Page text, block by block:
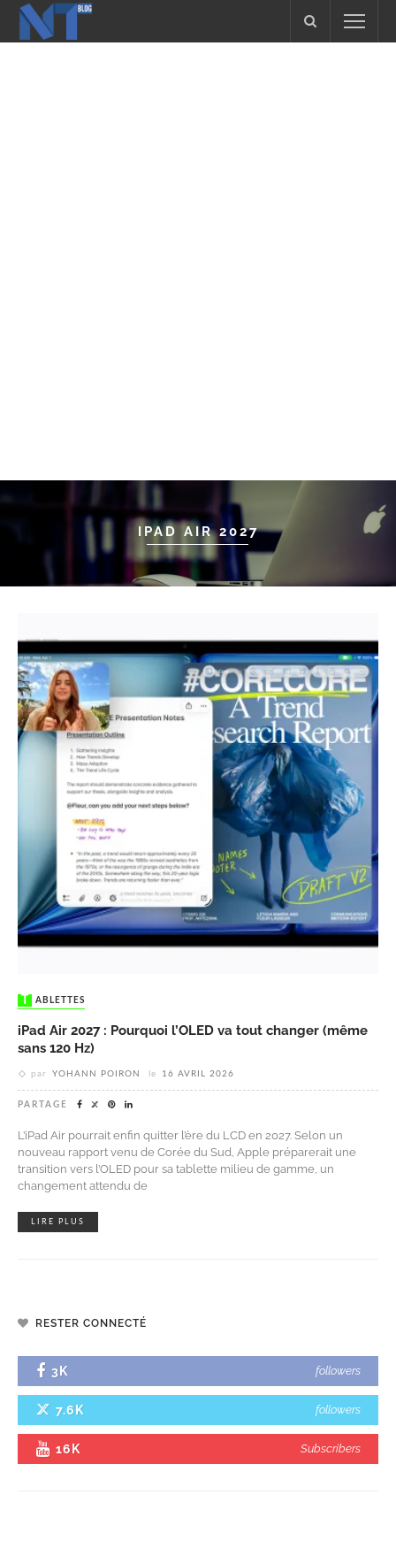
IPAD AIR 2027
TABLETTES
iPad Air 2027 : Pourquoi l’OLED va tout changer (même
sans 120 Hz)
par YOHANN POIRON le 16 AVRIL 2026
PARTAGE
L’iPad Air pourrait enfin quitter l’ère du LCD en 2027. Selon un
nouveau rapport venu de Corée du Sud, Apple préparerait une
transition vers l’OLED pour sa tablette milieu de gamme, un
changement attendu de
LIRE PLUS
RESTER CONNECTÉ
3K followers
7.6K followers
16K Subscribers